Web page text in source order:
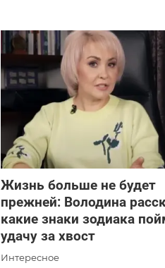
Жизнь больше не будет
прежней: Володина
какие знаки зодиака
удачу за хвост
Интересное